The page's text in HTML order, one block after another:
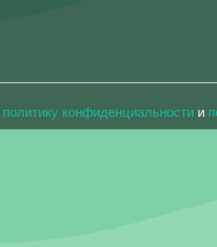
политику конфиденциальности и